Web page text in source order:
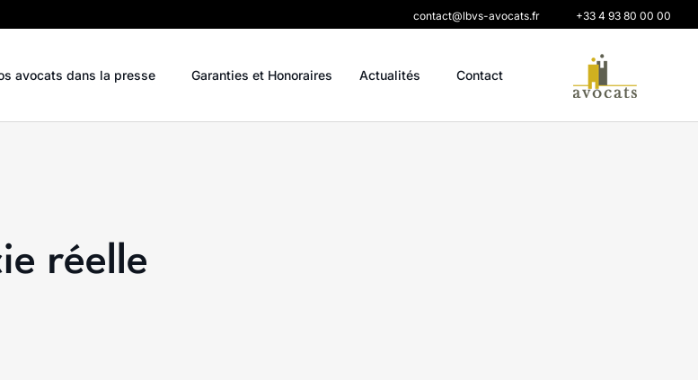
contact@lbvs-avocats.fr +33 4 93 80 00 00
avocats dans la presse Garanties et Honoraires Actualités Contact
réelle